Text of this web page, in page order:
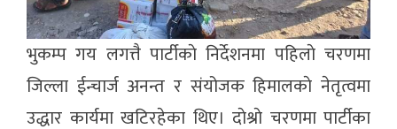
भुकम्प गय लगत्तै पार्टीकाे निर्देशनमा पहिलाे चरणमा
जिल्ला ईन्चार्ज अनन्त र संयोजक हिमालकाे नेतृत्वमा
उद्धार कार्यमा खटिरहेका थिए। दाेश्राे चरणमा पार्टीका